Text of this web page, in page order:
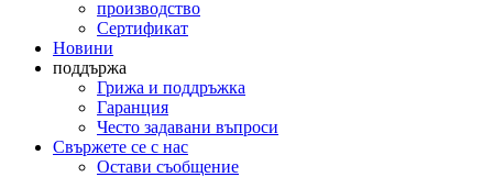
производство
Сертификат
Новини
поддържа
Грижа и поддръжка
Гаранция
Често задавани въпроси
Свържете се с нас
Остави съобщение